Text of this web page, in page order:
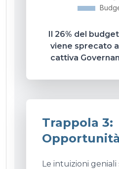
Il 26% del
viene sprecato
cattiva
Trappola 3:
Le intuizioni